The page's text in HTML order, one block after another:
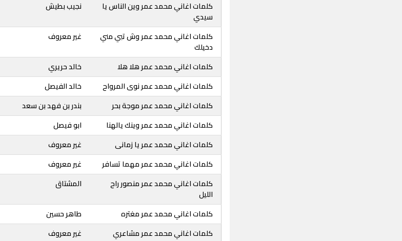
كلمات اغاني محمد عمر وين الناس يا
سيدي
نجيب بطيش
كلمات اغاني محمد عمر وش تبي مني
دخيلك
غير معروف
كلمات اغاني محمد عمر هلا هلا خالد حريري
كلمات اغاني محمد عمر نوى المرواح
خالد الفيصل
كلمات اغاني محمد عمر موجة بحر
بندر بن فهد بن سعد
كلمات اغاني محمد عمر وينك يالهنا
ابو فيصل
كلمات اغاني محمد عمر يا زمانى
غير معروف
كلمات اغاني محمد عمر مهما تسافر
غير معروف
كلمات اغاني محمد عمر منصور راح
الليل
المشتاق
كلمات اغاني محمد عمر مغتره طاهر حسين
كلمات اغاني محمد عمر مشاعري
غير معروف